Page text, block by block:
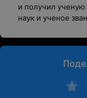
и получил ученую
наук и ученое